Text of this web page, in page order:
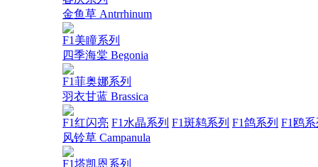
金鱼草 Antrrhinum
F1美瞳系列
四季海棠 Begonia
F1菲奥娜系列
羽衣甘蓝 Brassica
F1红闪亮 F1水晶系列 F1斑鸫系列 F1鸽系列 F1鸥
风铃草 Campanula
F1塔凯恩系列